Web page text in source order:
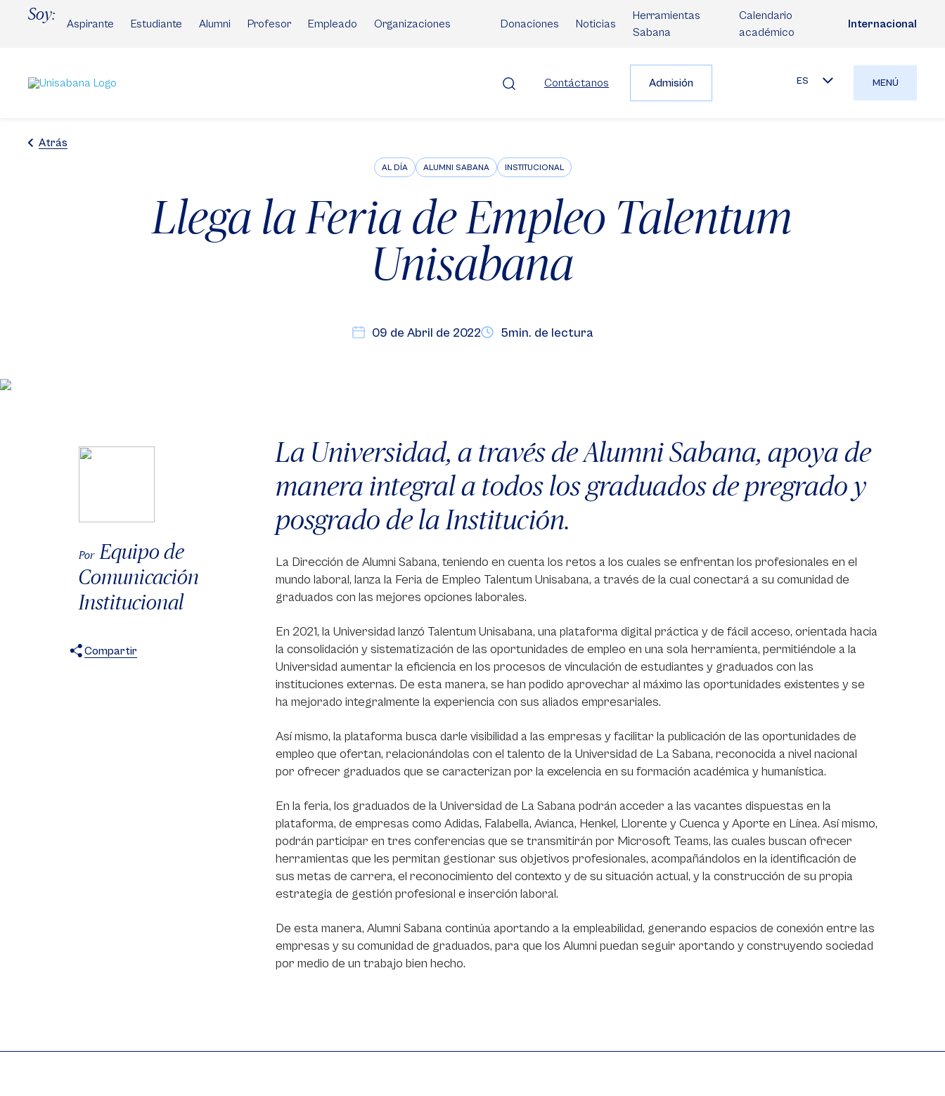
Soy:
Aspirante Estudiante Alumni Profesor Empleado Organizaciones Donaciones Noticias
Herramientas
Sabana
Calendario
académico
Internacional
Contáctanos Admisión ES MENÚ
Atrás
AL DÍA ALUMNI SABANA INSTITUCIONAL
Llega la Feria de Empleo Talentum
Unisabana
09 de Abril de 2022 5min. de lectura
Por Equipo de
Comunicación
Institucional
Compartir
La Universidad, a través de Alumni Sabana, apoya de
manera integral a todos los graduados de pregrado y
posgrado de la Institución.
La Dirección de Alumni Sabana, teniendo en cuenta los retos a los cuales se enfrentan los profesionales en el
mundo laboral, lanza la Feria de Empleo Talentum Unisabana, a través de la cual conectará a su comunidad de
graduados con las mejores opciones laborales.
En 2021, la Universidad lanzó Talentum Unisabana, una plataforma digital práctica y de fácil acceso, orientada hacia
la consolidación y sistematización de las oportunidades de empleo en una sola herramienta, permitiéndole a la
Universidad aumentar la eficiencia en los procesos de vinculación de estudiantes y graduados con las
instituciones externas. De esta manera, se han podido aprovechar al máximo las oportunidades existentes y se
ha mejorado integralmente la experiencia con sus aliados empresariales.
Así mismo, la plataforma busca darle visibilidad a las empresas y facilitar la publicación de las oportunidades de
empleo que ofertan, relacionándolas con el talento de la Universidad de La Sabana, reconocida a nivel nacional
por ofrecer graduados que se caracterizan por la excelencia en su formación académica y humanística.
En la feria, los graduados de la Universidad de La Sabana podrán acceder a las vacantes dispuestas en la
plataforma, de empresas como Adidas, Falabella, Avianca, Henkel, Llorente y Cuenca y Aporte en Línea. Así mismo,
podrán participar en tres conferencias que se transmitirán por Microsoft Teams, las cuales buscan ofrecer
herramientas que les permitan gestionar sus objetivos profesionales, acompañándolos en la identificación de
sus metas de carrera, el reconocimiento del contexto y de su situación actual, y la construcción de su propia
estrategia de gestión profesional e inserción laboral.
De esta manera, Alumni Sabana continúa aportando a la empleabilidad, generando espacios de conexión entre las
empresas y su comunidad de graduados, para que los Alumni puedan seguir aportando y construyendo sociedad
por medio de un trabajo bien hecho.